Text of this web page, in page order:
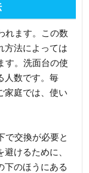
れます。この数
方法によっては
す。洗面台の使
人数です。毎
家庭では、使い
で交換が必要と
けるために、
下のほうにある